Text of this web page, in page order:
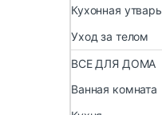
Кухонная утварь
Уход за телом
ВСЕ ДЛЯ ДОМА
Ванная комната